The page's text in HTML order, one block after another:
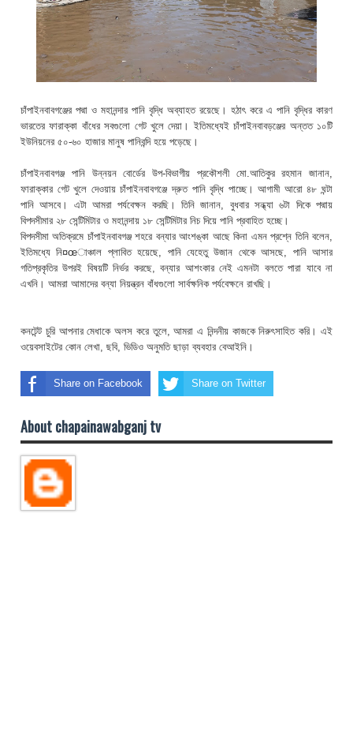
চাঁপাইনবাবগঞ্জের পদ্মা ও মহানন্দার পানি বৃদ্ধি অব্যাহত রয়েছে। হঠাৎ করে এ পানি বৃদ্ধির কারণ
ভারতের ফারাক্কা বাঁধের সবগুলো গেট খুলে দেয়া। ইতিমধ্যেই চাঁপাইনবাবড়ঞ্জের অন্তত ১০টি
ইউনিয়নের ৫০-৬০ হাজার মানুষ পানিবন্দি হয়ে পড়েছে।
চাঁপাইনবাবগঞ্জ পানি উন্নয়ন বোর্ডের উপ-বিভাগীয় প্রকৌশলী মো.আতিকুর রহমান জানান,
ফারাক্কার গেট খুলে দেওয়ায় চাঁপাইনবাবগঞ্জে দ্রুত পানি বৃদ্ধি পাচ্ছে। আগামী আরো ৪৮ ঘন্টা
পানি আসবে। এটা আমরা পর্যবেক্ষন করছি। তিনি জানান, বুধবার সন্ধ্যা ৬টা দিকে পদ্মায়
বিপদসীমার ২৮ সেন্টিমিটার ও মহানন্দায় ১৮ সেন্টিমিটার নিচ দিয়ে পানি প্রবাহিত হচ্ছে।
বিপদসীমা অতিক্রমে চাঁপাইনবাবগঞ্জ শহরে বন্যার আংশঙ্কা আছে কিনা এমন প্রশ্নে তিনি বলেন,
ইতিমধ্যে নি¤œাঞ্চাল প্লাবিত হয়েছে, পানি যেহেতু উজান থেকে আসছে, পানি আসার
গতিপ্রকৃতির উপরই বিষয়টি নির্ভর করছে, বন্যার আশংকার নেই এমনটা বলতে পারা যাবে না
এখনি। আমরা আমাদের বন্যা নিয়ন্ত্রন বাঁধগুলো সার্বক্ষনিক পর্যবেক্ষনে রাখছি।
কনটেন্ট চুরি আপনার মেধাকে অলস করে তুলে, আমরা এ নিন্দনীয় কাজকে নিরুৎসাহিত করি। এই
ওয়েবসাইটের কোন লেখা, ছবি, ভিডিও অনুমতি ছাড়া ব্যবহার বেআইনি।
Share on Facebook Share on Twitter
About chapainawabganj tv